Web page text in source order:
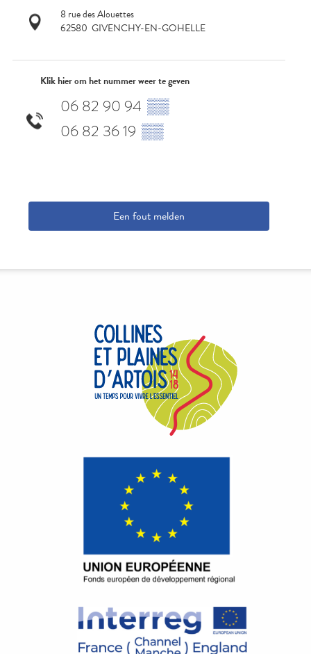
8 rue des Alouettes
62580 GIVENCHY-EN-GOHELLE
Klik hier om het nummer weer te geven
06 82 90 94 ▒▒
06 82 36 19 ▒▒
Een fout melden